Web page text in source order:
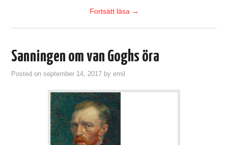
Fortsätt läsa →
Sanningen om van Goghs öra
Posted onseptember 14, 2017 byemil